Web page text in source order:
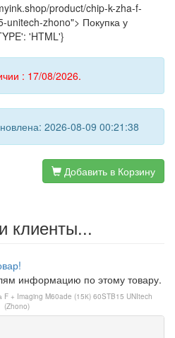
product/chip-k-zha-f-
unitech-zhono"> Покупка у
'HTML'}
: 17/08/2026.
2026-08-09 00:21:38
Добавить в Корзину
клиенты...
информацию по этому товару.
F + Imaging M60ade (15К) 60STB15 UNItech
(Zhono)